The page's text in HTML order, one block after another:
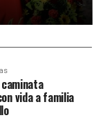
vida a familia